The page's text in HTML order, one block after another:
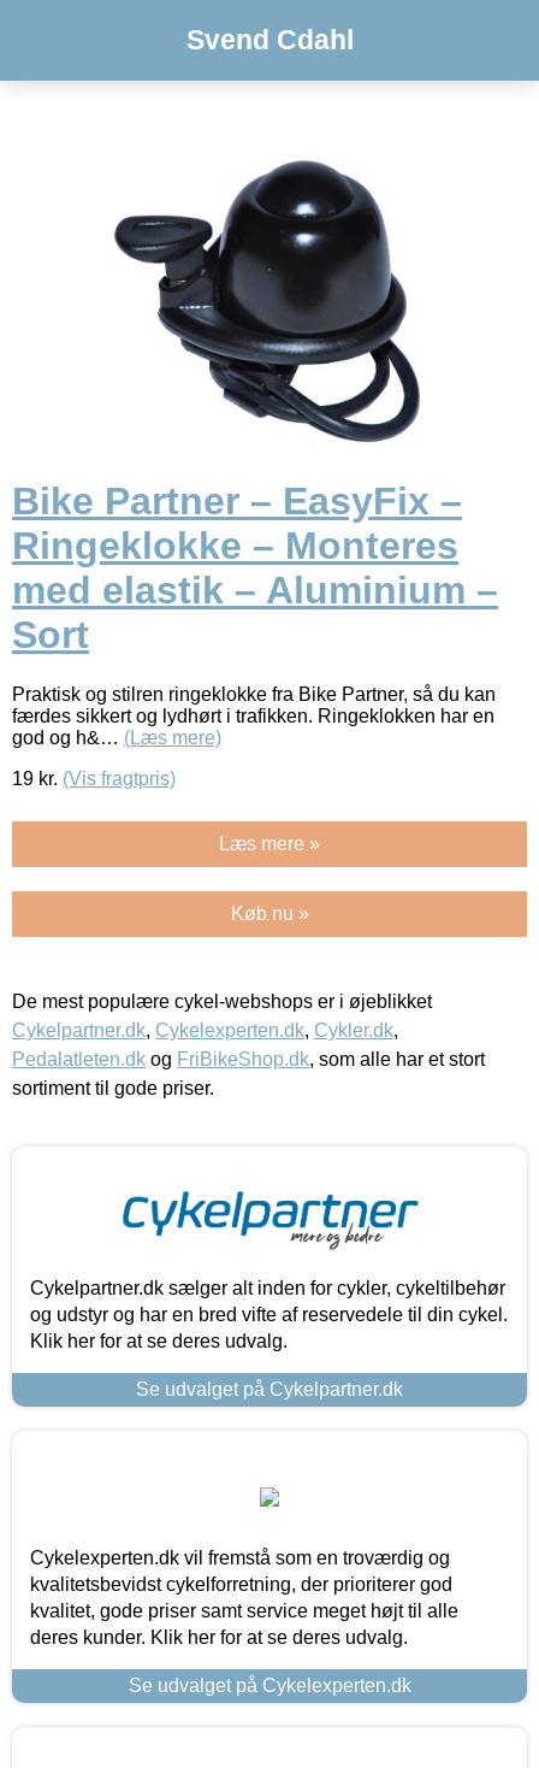
Svend Cdahl
Bike Partner – EasyFix –
Ringeklokke – Monteres
med elastik – Aluminium –
Sort
Praktisk og stilren ringeklokke fra Bike Partner, så du kan
færdes sikkert og lydhørt i trafikken. Ringeklokken har en
god og h&… (Læs mere)
19 kr. (Vis fragtpris)
Læs mere »
Køb nu »
De mest populære cykel-webshops er i øjeblikket
Cykelpartner.dk, Cykelexperten.dk, Cykler.dk,
Pedalatleten.dk og FriBikeShop.dk, som alle har et stort
sortiment til gode priser.
Cykelpartner.dk sælger alt inden for cykler, cykeltilbehør
og udstyr og har en bred vifte af reservedele til din cykel.
Klik her for at se deres udvalg.
Se udvalget på Cykelpartner.dk
Cykelexperten.dk vil fremstå som en troværdig og
kvalitetsbevidst cykelforretning, der prioriterer god
kvalitet, gode priser samt service meget højt til alle
deres kunder. Klik her for at se deres udvalg.
Se udvalget på Cykelexperten.dk